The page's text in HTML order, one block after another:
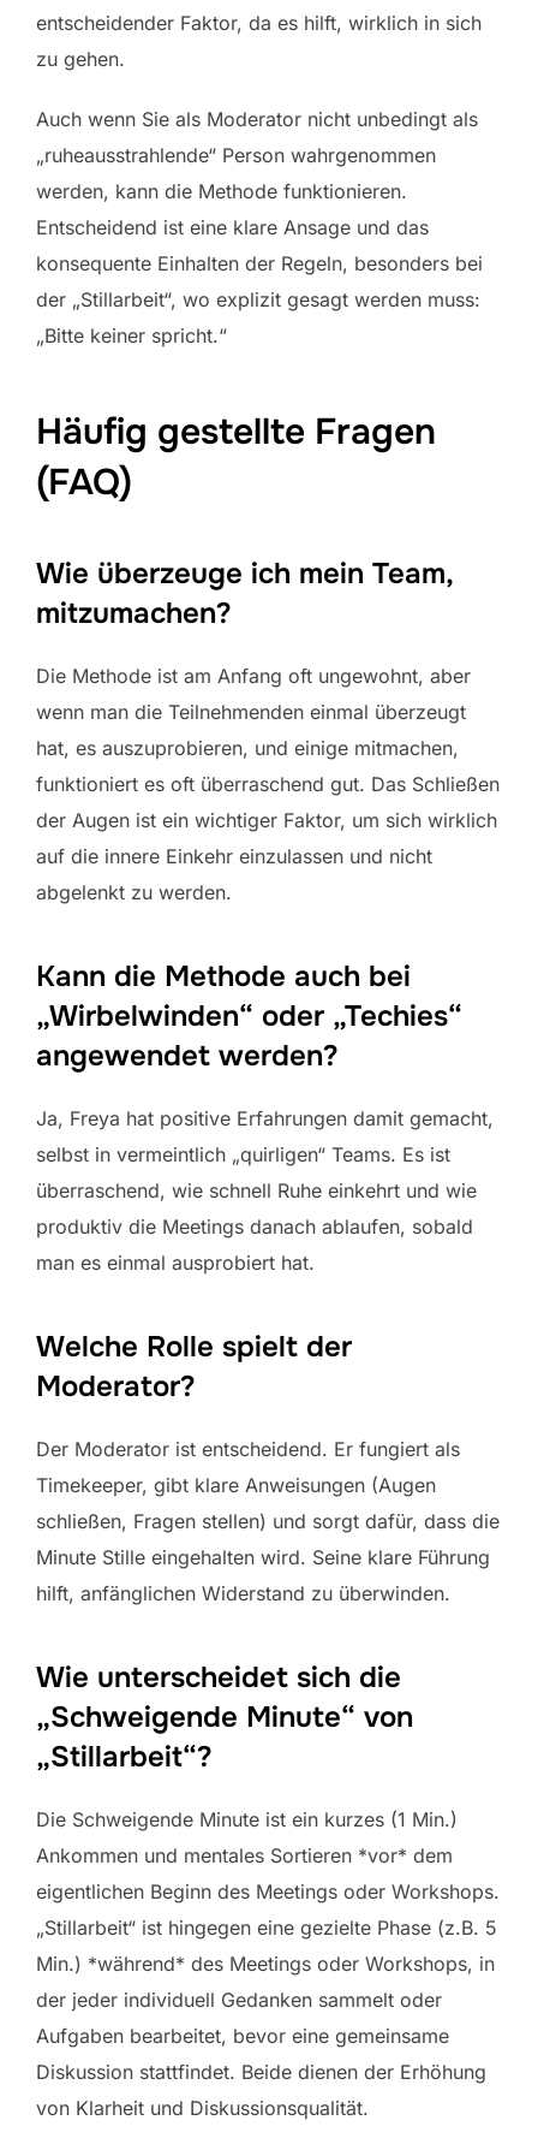
entscheidender Faktor, da es hilft, wirklich in sich
zu gehen.
Auch wenn Sie als Moderator nicht unbedingt als
„ruheausstrahlende“ Person wahrgenommen
werden, kann die Methode funktionieren.
Entscheidend ist eine klare Ansage und das
konsequente Einhalten der Regeln, besonders bei
der „Stillarbeit“, wo explizit gesagt werden muss:
„Bitte keiner spricht.“
Häufig gestellte Fragen
(FAQ)
Wie überzeuge ich mein Team,
mitzumachen?
Die Methode ist am Anfang oft ungewohnt, aber
wenn man die Teilnehmenden einmal überzeugt
hat, es auszuprobieren, und einige mitmachen,
funktioniert es oft überraschend gut. Das Schließen
der Augen ist ein wichtiger Faktor, um sich wirklich
auf die innere Einkehr einzulassen und nicht
abgelenkt zu werden.
Kann die Methode auch bei
„Wirbelwinden“ oder „Techies“
angewendet werden?
Ja, Freya hat positive Erfahrungen damit gemacht,
selbst in vermeintlich „quirligen“ Teams. Es ist
überraschend, wie schnell Ruhe einkehrt und wie
produktiv die Meetings danach ablaufen, sobald
man es einmal ausprobiert hat.
Welche Rolle spielt der
Moderator?
Der Moderator ist entscheidend. Er fungiert als
Timekeeper, gibt klare Anweisungen (Augen
schließen, Fragen stellen) und sorgt dafür, dass die
Minute Stille eingehalten wird. Seine klare Führung
hilft, anfänglichen Widerstand zu überwinden.
Wie unterscheidet sich die
„Schweigende Minute“ von
„Stillarbeit“?
Die Schweigende Minute ist ein kurzes (1 Min.)
Ankommen und mentales Sortieren *vor* dem
eigentlichen Beginn des Meetings oder Workshops.
„Stillarbeit“ ist hingegen eine gezielte Phase (z.B. 5
Min.) *während* des Meetings oder Workshops, in
der jeder individuell Gedanken sammelt oder
Aufgaben bearbeitet, bevor eine gemeinsame
Diskussion stattfindet. Beide dienen der Erhöhung
von Klarheit und Diskussionsqualität.